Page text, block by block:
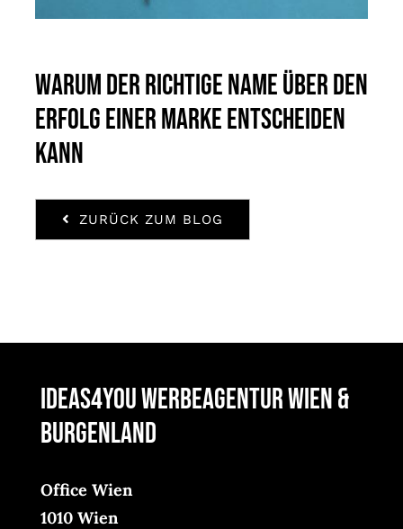
Warum der richtige Name über den
Erfolg einer Marke entscheiden
kann
ZURÜCK ZUM BLOG
ideas4you Werbeagentur Wien &
Burgenland
Office Wien
1010 Wien